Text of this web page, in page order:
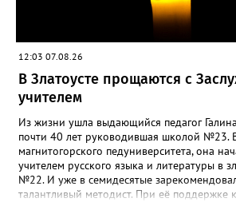
12:03 07.08.26
В Златоусте прощаются с
учителем
Из жизни ушла выдающийся педагог
почти 40 лет руководившая школой №23.
магнитогорского педуниверситета, она
учителем русского языка и литературы в
№22. И уже в семидесятые
талантливый методист. При её поддержке